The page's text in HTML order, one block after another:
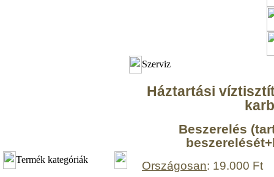
Termék kategóriák
Szerviz
Háztartási
Beszerelés
Országosan: 19.000 Ft